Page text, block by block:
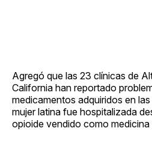
Agregó que las 23 clínicas de
California han reportado
medicamentos adquiridos en
mujer latina fue hospitalizada
opioide vendido como medicina